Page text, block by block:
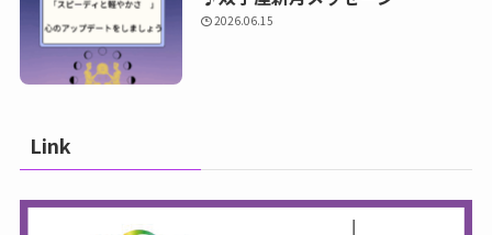
2026.06.15
Link